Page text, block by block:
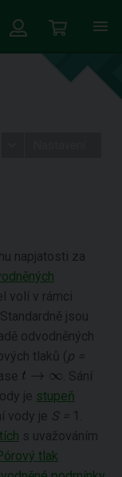
napjatosti za
volí v rámci
jsou
odvodněných
tlaků ( p =
. Sání
je stupeň
vody je S =
1.
s uvažováním
tlak